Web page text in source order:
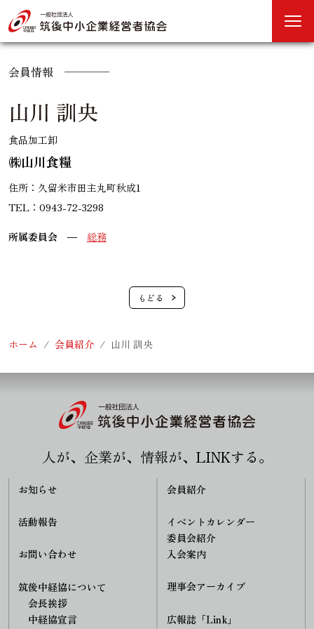
会員情報
山川 訓央
食品加工卸
㈱山川食糧
住所：久留米市田主丸町秋成1
TEL：0943-72-3298
所属委員会 総務
ホーム 会員紹介 山川 訓央
人が、企業が、情報が、LINKする。
お知らせ
活動報告
お問い合わせ
筑後中経協について
会長挨拶
中経協宣言
会員紹介
イベントカレンダー
委員会紹介
入会案内
理事会アーカイブ
広報誌「Link」